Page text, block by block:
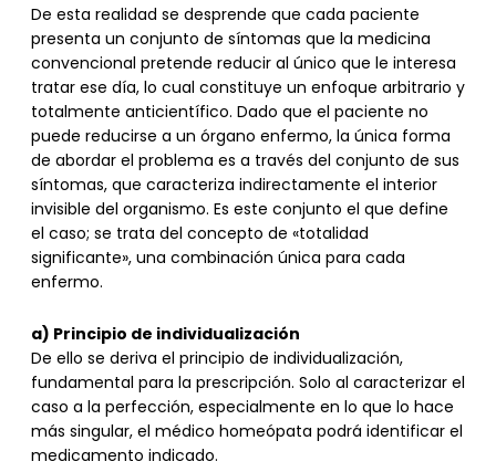
De esta realidad se desprende que cada paciente
presenta un conjunto de síntomas que la medicina
convencional pretende reducir al único que le interesa
tratar ese día, lo cual constituye un enfoque arbitrario y
totalmente anticientífico. Dado que el paciente no
puede reducirse a un órgano enfermo, la única forma
de abordar el problema es a través del conjunto de sus
síntomas, que caracteriza indirectamente el interior
invisible del organismo. Es este conjunto el que define
el caso; se trata del concepto de «totalidad
significante», una combinación única para cada
enfermo.
a) Principio de individualización
De ello se deriva el principio de individualización,
fundamental para la prescripción. Solo al caracterizar el
caso a la perfección, especialmente en lo que lo hace
más singular, el médico homeópata podrá identificar el
medicamento indicado.